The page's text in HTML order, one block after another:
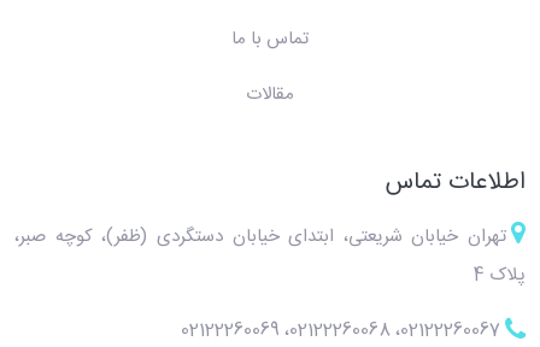
تماس با ما
مقالات
اطلاعات تماس
تهران خیابان شریعتی، ابتدای خیابان دستگردی (ظفر)، کوچه صبر،
پلاک 4
02122260067، 02122260068، 02122260069